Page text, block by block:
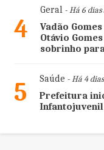
4
Geral- Há 6 dias
Vadão
Otávio
sobrinho
5 Saúde - Há 4
Prefeitura
Infantojuvenil